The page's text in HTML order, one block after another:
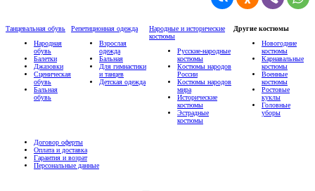
Танцевальная обувь
Народная
обувь
Балетки
Джазовки
Сценическая
обувь
Бальная
обувь
Репетиционная одежда
Взрослая
одежда
Бальная
Для гимнастики
и танцев
Детская одежда
Народные и исторические
костюмы
Русские-народные
костюмы
Костюмы народов
России
Костюмы народов
мира
Исторические
костюмы
Эстрадные
костюмы
Другие костюмы
Новогодние
костюмы
Карнавальные
костюмы
Военные
костюмы
Ростовые
куклы
Головные
уборы
Договор оферты
Оплата и доставка
Гарантия и возрат
Персональные данные